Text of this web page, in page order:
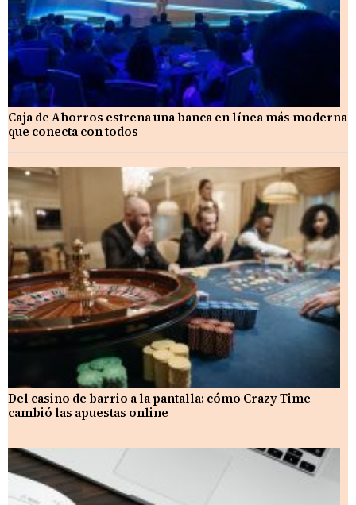
Caja de Ahorros estrena una banca en línea más moderna
que conecta con todos
Del casino de barrio a la pantalla: cómo Crazy Time
cambió las apuestas online